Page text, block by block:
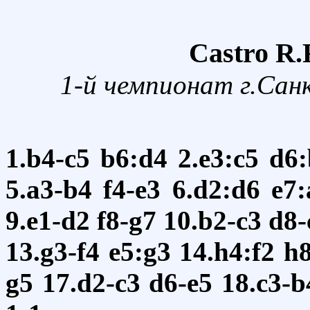
Castro
1-й чемпионат
1.b4-c5 b6:d4 2.e3:c5
5.a3-b4 f4-e3 6.d2:d6
9.e1-d2 f8-g7 10.b2-c3
13.g3-f4 e5:g3 14.h4:f2
g5 17.d2-c3 d6-e5 18.c3-